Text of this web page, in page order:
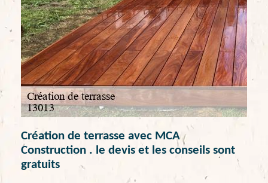
Création de terrasse avec MCA
Construction . le devis et les conseils sont
gratuits